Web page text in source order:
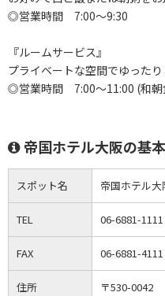
◎営業時間 7:00～9:30
『ルームサービス』
プライベートな空間でゆった
◎営業時間 7:00～11:00 (和朝
帝国ホテル大阪の基
スポット名 帝国ホテル大
TEL 06-6881-1111
FAX 06-6881-4111
住所
〒530-0042